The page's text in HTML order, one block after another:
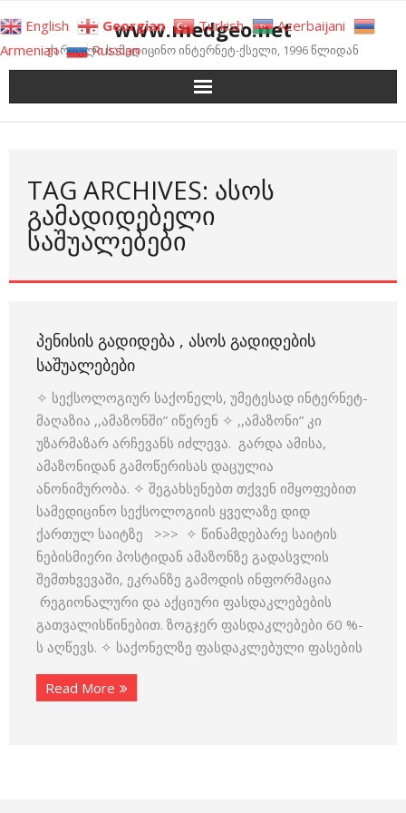
to
content
www.medgeo.net
ქართული სამედიცინო ინტერნეტ-ქსელი, 1996 წლიდან
TAG ARCHIVES: ᲐᲡᲝᲡ
ᲒᲐᲛᲐᲓᲘᲓᲔᲑᲔᲚᲘ
ᲡᲐᲨᲣᲐᲚᲔᲑᲔᲑᲘ
ᲞᲔᲜᲘᲡᲘᲡ ᲒᲐᲓᲘᲓᲔᲑᲐ , ᲐᲡᲝᲡ ᲒᲐᲓᲘᲓᲔᲑᲘᲡ
ᲡᲐᲨᲣᲐᲚᲔᲑᲔᲑᲘ
✧ სექსოლოგიურ საქონელს, უმეტესად ინტერნეტ-
მაღაზია ,,ამაზონში” იწერენ ✧ ,,ამაზონი” კი
უზარმაზარ არჩევანს იძლევა. გარდა ამისა,
ამაზონიდან გამოწერისას დაცულია
ანონიმურობა. ✧ შეგახსენებთ თქვენ იმყოფებით
სამედიცინო სექსოლოგიის ყველაზე დიდ
ქართულ საიტზე >>> ✧ წინამდებარე საიტის
ნებისმიერი პოსტიდან ამაზონზე გადასვლის
შემთხვევაში, ეკრანზე გამოდის ინფორმაცია
რეგიონალური და აქციური ფასდაკლებების
გათვალისწინებით. ზოგჯერ ფასდაკლებები 60 %-
ს აღწევს. ✧ საქონელზე ფასდაკლებული ფასების
Read More
English Georgian Turkish
Azerbaijani
Armenian
Russian